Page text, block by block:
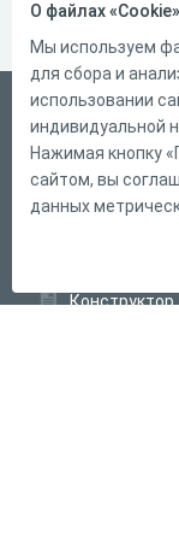
Русский
Справка
Форма
Конструктор
О файлах
Мы используем
для сбора и
использовании
индивидуальной
Нажимая кнопку
сайтом, вы
данных